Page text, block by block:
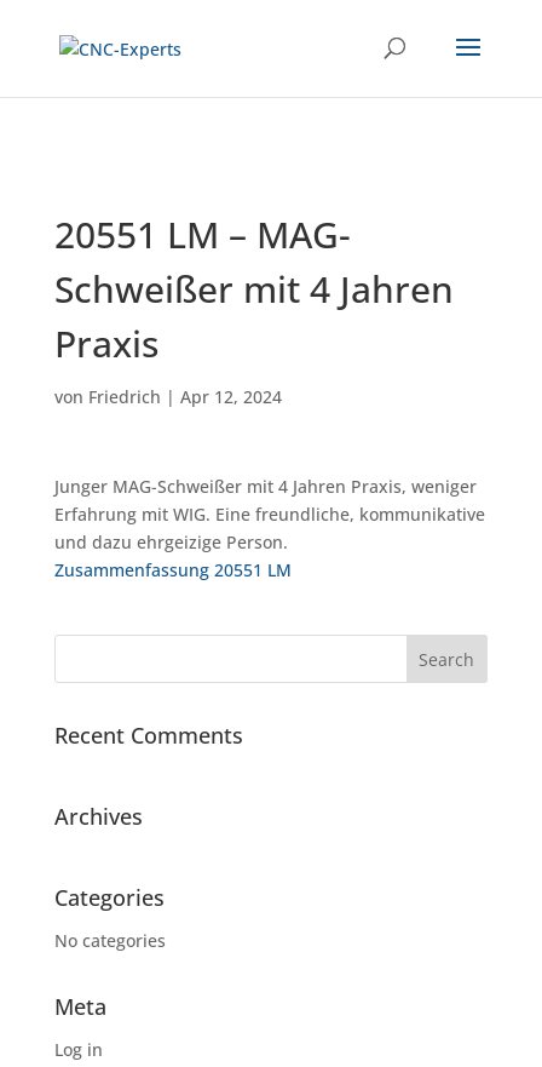
20551 LM – MAG-
Schweißer mit 4 Jahren
Praxis
von Friedrich | Apr 12, 2024
Junger MAG-Schweißer mit 4 Jahren Praxis, weniger
Erfahrung mit WIG. Eine freundliche, kommunikative
und dazu ehrgeizige Person.
Zusammenfassung 20551 LM
Recent Comments
Archives
Categories
No categories
Meta
Log in